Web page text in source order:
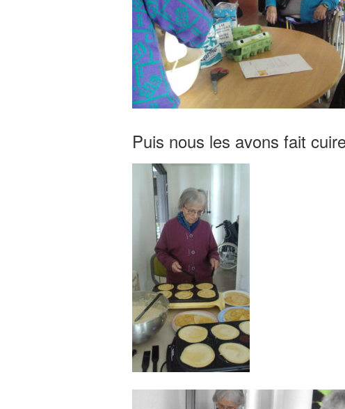
Puis nous les avons fait